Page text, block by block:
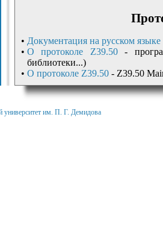
• Документация на русском языке
• О протоколе Z39.50-
библиотеки...)
• О протоколе Z39.50 - Z39.50
университет им. П. Г. Демидова